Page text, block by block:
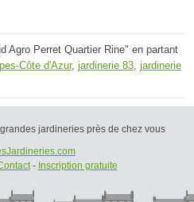
Agro Perret Quartier Rine" en partant
Côte d'Azur, jardinerie 83, jardinerie
jardineries près de chez vous
- Inscription gratuite